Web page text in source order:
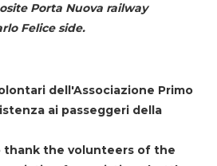
Porta Nuova railway
Felice side.
dell'Associazione Primo
ai passeggeri della
thank the volunteers of the